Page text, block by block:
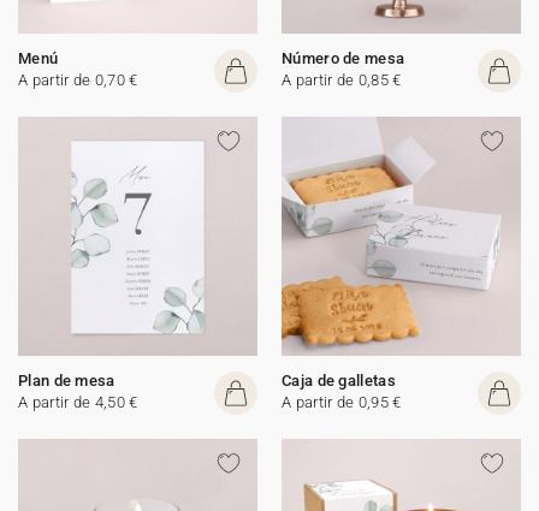
Menú
A partir de 0,70 €
Número de mesa
A partir de 0,85 €
Plan de mesa
A partir de 4,50 €
Caja de galletas
A partir de 0,95 €